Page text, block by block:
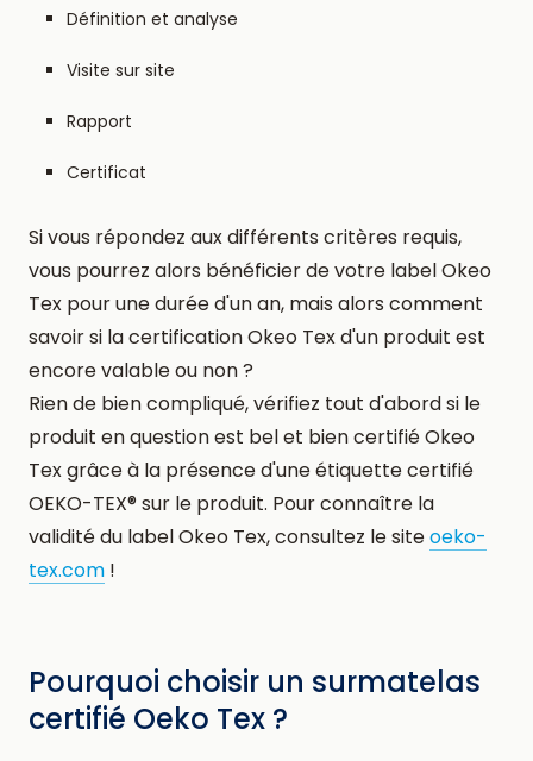
Définition et analyse
Visite sur site
Rapport
Certificat
Si vous répondez aux différents critères requis,
vous pourrez alors bénéficier de votre label Okeo
Tex pour une durée d'un an, mais alors comment
savoir si la certification Okeo Tex d'un produit est
encore valable ou non ?
Rien de bien compliqué, vérifiez tout d'abord si le
produit en question est bel et bien certifié Okeo
Tex grâce à la présence d'une étiquette certifié
OEKO-TEX® sur le produit. Pour connaître la
validité du label Okeo Tex, consultez le siteoeko-
tex.com !
Pourquoi choisir un surmatelas
certifié Oeko Tex ?